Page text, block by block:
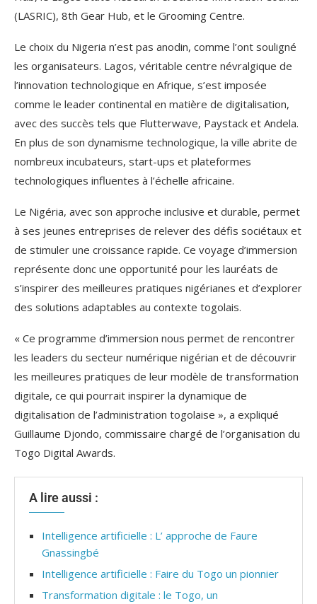
(LASRIC), 8th Gear Hub, et le Grooming Centre.
Le choix du Nigeria n’est pas anodin, comme l’ont souligné
les organisateurs. Lagos, véritable centre névralgique de
l’innovation technologique en Afrique, s’est imposée
comme le leader continental en matière de digitalisation,
avec des succès tels que Flutterwave, Paystack et Andela.
En plus de son dynamisme technologique, la ville abrite de
nombreux incubateurs, start-ups et plateformes
technologiques influentes à l’échelle africaine.
Le Nigéria, avec son approche inclusive et durable, permet
à ses jeunes entreprises de relever des défis sociétaux et
de stimuler une croissance rapide. Ce voyage d’immersion
représente donc une opportunité pour les lauréats de
s’inspirer des meilleures pratiques nigérianes et d’explorer
des solutions adaptables au contexte togolais.
« Ce programme d’immersion nous permet de rencontrer
les leaders du secteur numérique nigérian et de découvrir
les meilleures pratiques de leur modèle de transformation
digitale, ce qui pourrait inspirer la dynamique de
digitalisation de l’administration togolaise », a expliqué
Guillaume Djondo, commissaire chargé de l’organisation du
Togo Digital Awards.
A lire aussi :
Intelligence artificielle : L’ approche de Faure
Gnassingbé
Intelligence artificielle : Faire du Togo un pionnier
Transformation digitale : le Togo, un